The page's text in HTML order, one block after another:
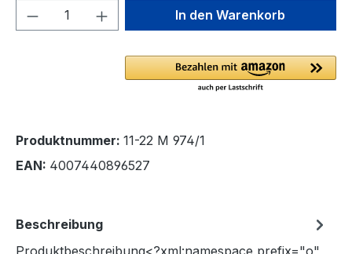
Produkt Anzahl: Gib denIn den Warenkorb
Produktnummer: 11-22 M 974/1
EAN: 4007440896527
Beschreibung
Produktbeschreibung<?xml:namespace prefix="o"